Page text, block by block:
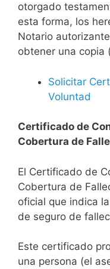
otorgado
esta forma, los
Notario
obtener una copia
Solicitar
Voluntad
Certificado de
Cobertura de
El Certificado de
Cobertura de
oficial que indica
de seguro de
Este certificado
una persona (el